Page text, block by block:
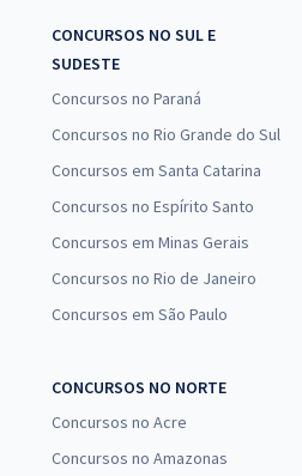
CONCURSOS NO SUL E
SUDESTE
Concursos no Paraná
Concursos no Rio Grande do Sul
Concursos em Santa Catarina
Concursos no Espírito Santo
Concursos em Minas Gerais
Concursos no Rio de Janeiro
Concursos em São Paulo
CONCURSOS NO NORTE
Concursos no Acre
Concursos no Amazonas